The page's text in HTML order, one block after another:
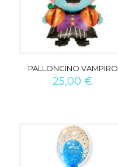
PALLONCINO VAMPIRO
25,00€